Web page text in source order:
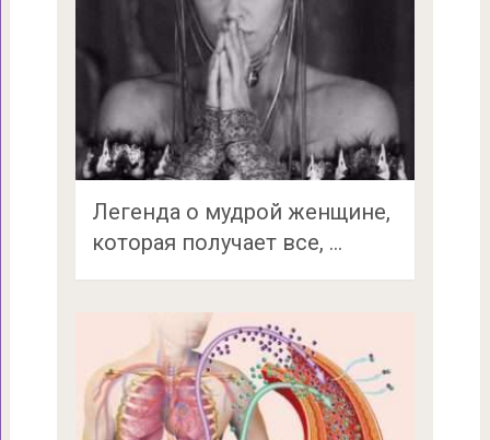
Легенда о мудрой женщине,
которая получает все, …